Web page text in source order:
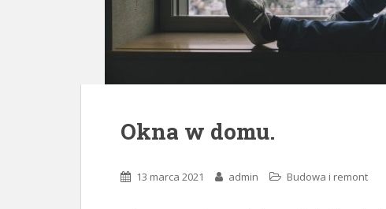
Okna w domu.
13 marca 2021 admin Budowa i remont